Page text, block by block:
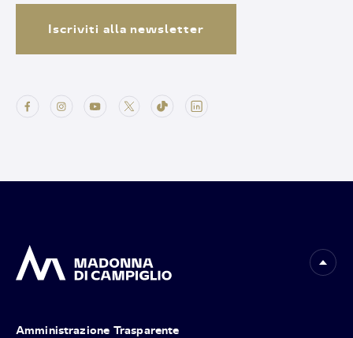
Iscriviti alla newsletter
Amministrazione Trasparente